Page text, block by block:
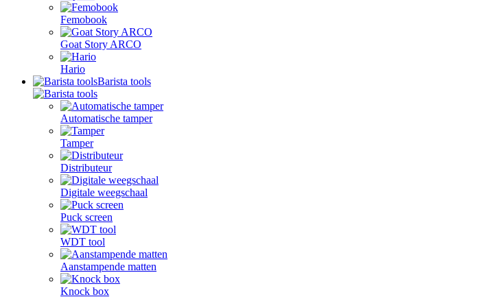
Femobook
Goat Story ARCO
Hario
Barista tools
Automatische tamper
Tamper
Distributeur
Digitale weegschaal
Puck screen
WDT tool
Aanstampende matten
Knock box